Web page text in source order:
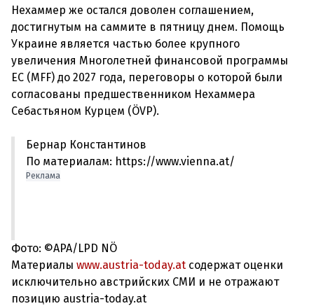
Нехаммер же остался доволен соглашением,
достигнутым на саммите в пятницу днем. Помощь
Украине является частью более крупного
увеличения Многолетней финансовой программы
ЕС (MFF) до 2027 года, переговоры о которой были
согласованы предшественником Нехаммера
Бернар Константинов
По материалам: https://www.vienna.at/
Реклама
Фото: ©APA/LPD NÖ
Материалы www.austria-today.at содержат оценки
исключительно австрийских СМИ и не отражают
позицию austria-today.at